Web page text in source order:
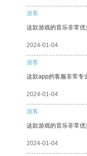
游客
这款游戏的音乐非常优
2024-01-04
游客
这款app的客服非常专
2024-01-04
游客
这款游戏的音乐非常优
2024-01-04